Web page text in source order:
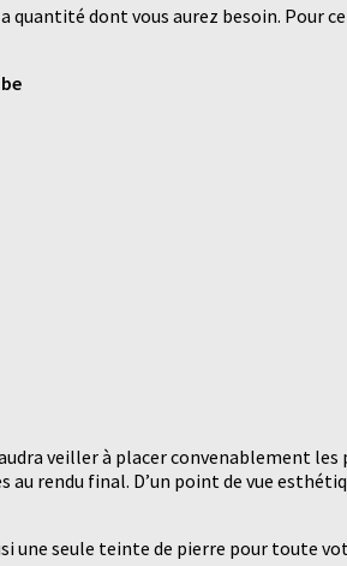
quantité dont vous aurez besoin. Pour
veiller à placer convenablement les
rendu final. D’un point de vue
une seule teinte de pierre pour toute